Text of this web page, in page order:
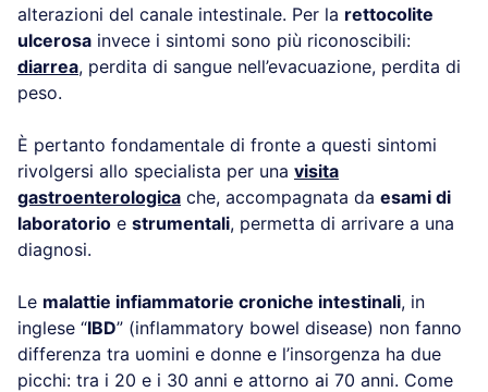
alterazioni del canale intestinale. Per la rettocolite
ulcerosa invece i sintomi sono più riconoscibili:
diarrea, perdita di sangue nell’evacuazione, perdita di
peso.
È pertanto fondamentale di fronte a questi sintomi
rivolgersi allo specialista per una visita
gastroenterologica che, accompagnata da esami di
laboratorio e strumentali, permetta di arrivare a una
diagnosi.
Le malattie infiammatorie croniche intestinali, in
inglese “IBD” (inflammatory bowel disease) non fanno
differenza tra uomini e donne e l’insorgenza ha due
picchi: tra i 20 e i 30 anni e attorno ai 70 anni. Come